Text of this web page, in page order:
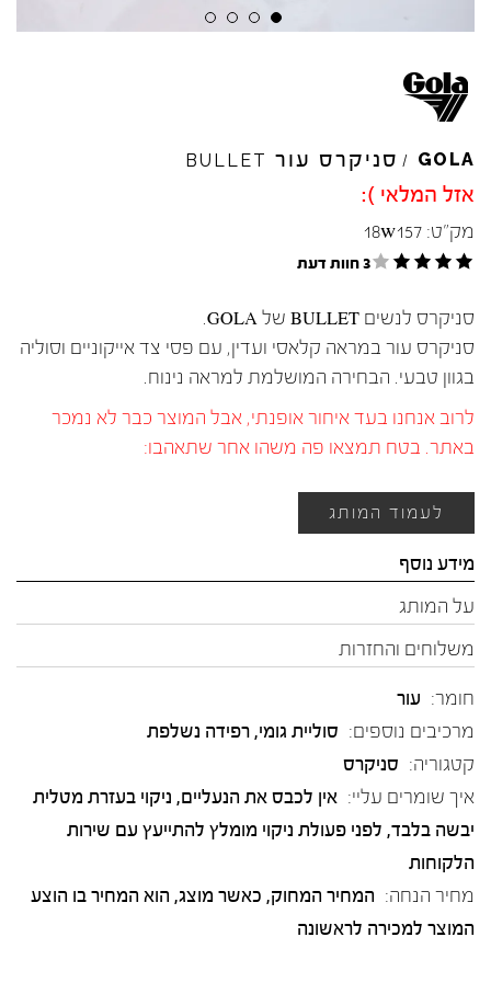
GOLA
/ סניקרס עור BULLET
אזל המלאי ):
מק"ט: 18w157
3 חוות דעת
סניקרס לנשים BULLET של GOLA.
סניקרס עור במראה קלאסי ועדין, עם פסי צד אייקוניים וסוליה
בגוון טבעי. הבחירה המושלמת למראה נינוח.
לרוב אנחנו בעד איחור אופנתי, אבל המוצר כבר לא נמכר
באתר. בטח תמצאו פה משהו אחר שתאהבו:
לעמוד המותג
מידע נוסף
על המותג
משלוחים והחזרות
חומר: עור
מרכיבים נוספים: סוליית גומי, רפידה נשלפת
קטגוריה: סניקרס
איך שומרים עליי: אין לכבס את הנעליים, ניקוי בעזרת מטלית
יבשה בלבד, לפני פעולת ניקוי מומלץ להתייעץ עם שירות
הלקוחות
מחיר הנחה: המחיר המחוק, כאשר מוצג, הוא המחיר בו הוצע
המוצר למכירה לראשונה